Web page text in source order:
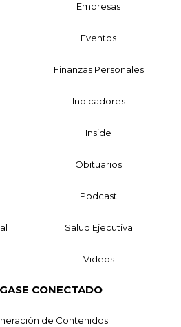
Empresas
Eventos
Finanzas Personales
Indicadores
Inside
Obituarios
Podcast
Salud Ejecutiva
Videos
CONECTADO
de Contenidos